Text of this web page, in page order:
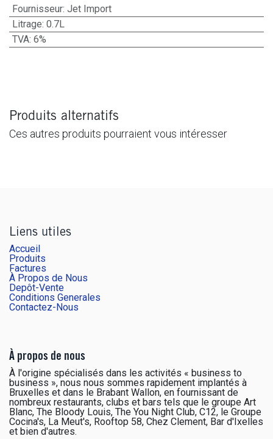
Fournisseur: Jet Import
Litrage: 0.7L
TVA: 6%
Produits alternatifs
Ces autres produits pourraient vous intéresser
Liens utiles
Accueil
Produits
Factures
À Propos de Nous
Depôt-Vente
Conditions Generales
Contactez-Nous
À propos de nous
À l'origine spécialisés dans les activités « business to
business », nous nous sommes rapidement implantés à
Bruxelles et dans le Brabant Wallon, en fournissant de
nombreux restaurants, clubs et bars tels que le groupe Art
Blanc, The Bloody Louis, The You Night Club, C12, le Groupe
Cocina's, La Meut's, Rooftop 58, Chez Clement, Bar d'Ixelles
et bien d'autres.